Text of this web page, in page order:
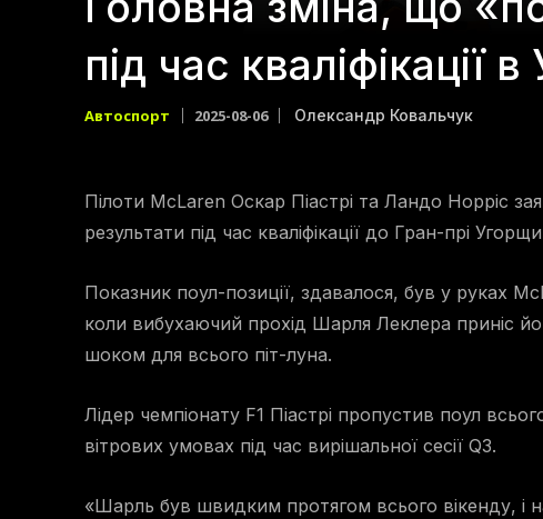
під час кваліфікації
Автоспорт 2025-08-06 Олександр Ковальчук
Пілоти McLaren Оскар Піастрі та Ландо Норріс
результати під час кваліфікації до Гран-прі
Показник поул-позиції, здавалося, був у руках
коли вибухаючий прохід Шарля Леклера приніс
шоком для всього піт-луна.
Лідер чемпіонату F1 Піастрі пропустив поул
вітрових умовах під час вирішальної сесії Q3.
«Шарль був швидким протягом всього вікенду, і